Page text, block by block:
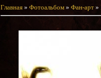
Главная » Фотоальбом » Фан-арт »